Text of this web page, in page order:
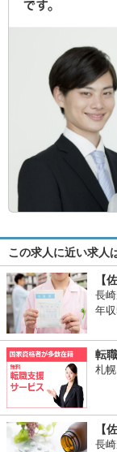
この求人に近い求人
【
長
年
転
札
【
長